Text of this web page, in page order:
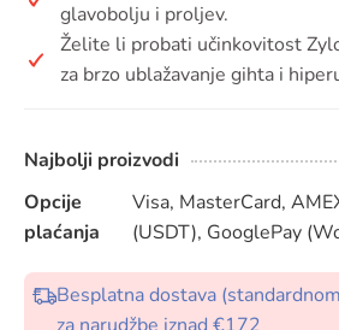
glavobolju i proljev.
Želite li probati učinkovitost
za brzo ublažavanje gihta i
Najbolji proizvodi
Opcije
plaćanja
Visa, MasterCard,
(USDT), GooglePay
Besplatna dostava